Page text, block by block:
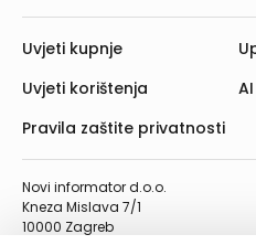
Novi informator d.o.o.
Kneza Mislava 7/1
10000 Zagreb
Uvjeti kupnje
Uvjeti korištenja
Pravila zaštite privatnosti